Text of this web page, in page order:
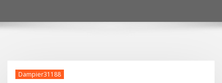
Dampier31188